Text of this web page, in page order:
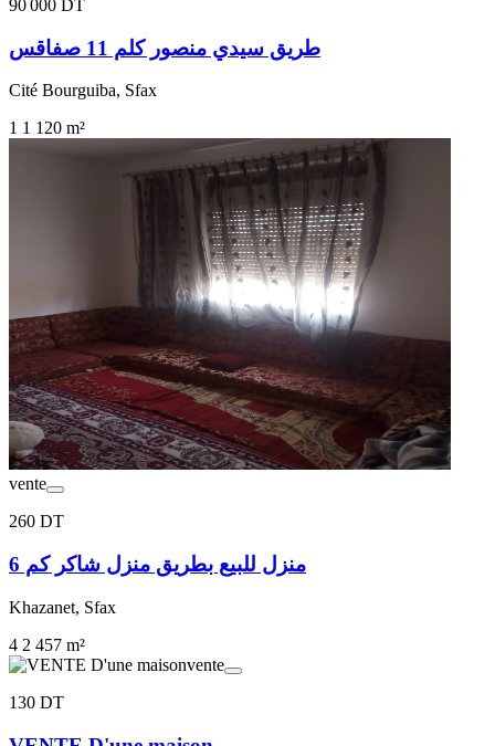
90 000 DT
طريق سيدي منصور كلم 11 صفاقس
Cité Bourguiba, Sfax
1 1 120 m²
vente
260 DT
منزل للبيع بطريق منزل شاكر كم 6
Khazanet, Sfax
4 2 457 m²
vente
130 DT